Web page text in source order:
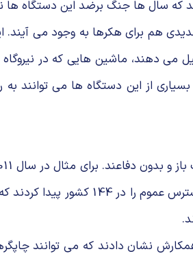
سال ها جنگ برضد این دستگاه ها
برای هكرها به وجود می آیند. این
می دهند، ماشین هایی كه در
از این دستگاه ها می توانند
نام های چویی و استالفو از دانشگاه
ها خطرات زیادی در پی خواهد داشت. در سال 2011 چویی و